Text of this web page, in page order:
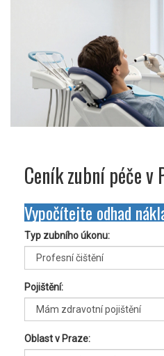
Ceník zubní péče v
Vypočítejte odhad
Typ zubního úkonu:
Pojištění:
Oblast v Praze: